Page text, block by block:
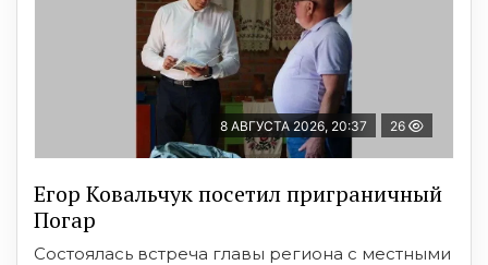
8 АВГУСТА 2026, 20:37 26
Егор Ковальчук посетил приграничный
Погар
Состоялась встреча главы региона с местными